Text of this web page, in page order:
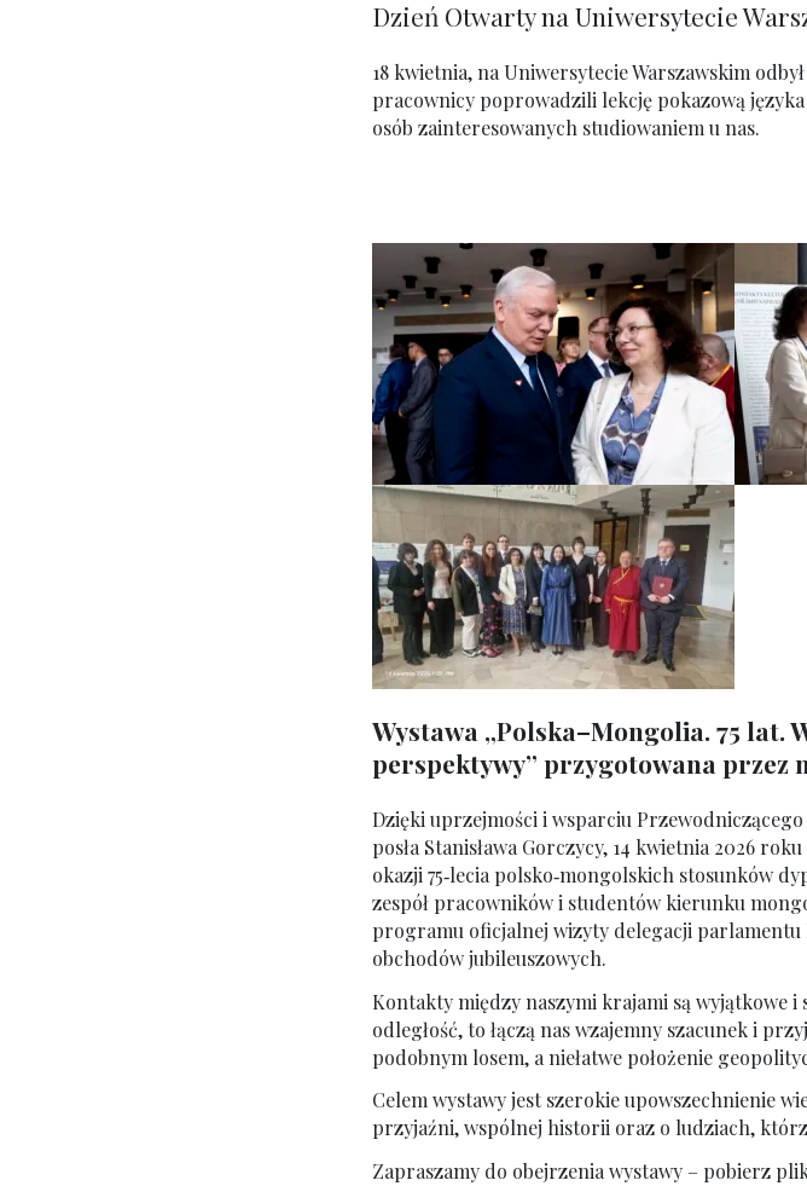
Dzień Otwarty na Uniwersytecie
18 kwietnia, na Uniwersytecie Warszawskim
pracownicy poprowadzili lekcję pokazową
osób zainteresowanych studiowaniem u nas.
Wystawa „Polska–Mongolia. 75 lat.
perspektywy” przygotowana przez
Dzięki uprzejmości i wsparciu
posła Stanisława Gorczycy, 14 kwietnia 2026
okazji 75‑lecia polsko‑mongolskich stosunków
zespół pracowników i studentów kierunku
programu oficjalnej wizyty delegacji parlamentu
obchodów jubileuszowych.
Kontakty między naszymi krajami są wyjątkowe i
odległość, to łączą nas wzajemny szacunek i
podobnym losem, a niełatwe położenie
Celem wystawy jest szerokie upowszechnienie
przyjaźni, wspólnej historii oraz o ludziach,
Zapraszamy do obejrzenia wystawy – pobierz